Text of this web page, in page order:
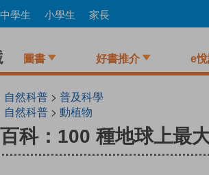
中學生 小學生 家長
圖書 好書推介 e
自然科普 > 普及科學
自然科普 > 動植物
科：100 種地球上最